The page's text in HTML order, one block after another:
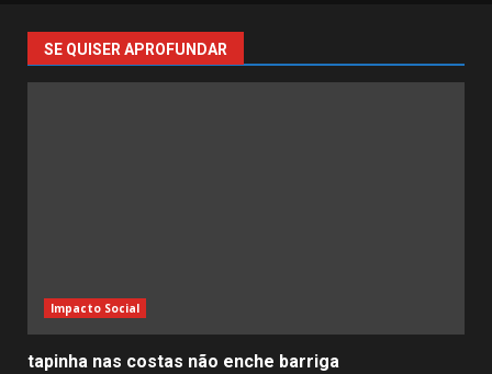
SE QUISER APROFUNDAR
Impacto Social
tapinha nas costas não enche barriga